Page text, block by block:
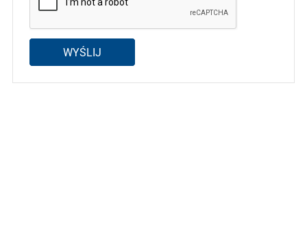
WYŚLIJ